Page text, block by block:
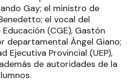
Gay; el ministro de
el vocal del
(CGE), Gastón
departamental Ángel Giano;
Ejecutiva Provincial (UEP),
de autoridades de la